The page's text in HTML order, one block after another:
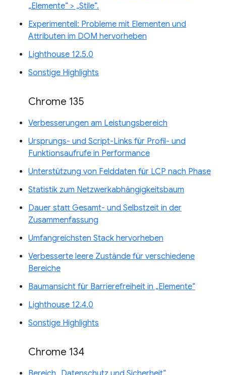
„Elemente“ > „Stile“.
Experimentell: Probleme mit Elementen und
Attributen im DOM hervorheben
Lighthouse 12.5.0
Sonstige Highlights
Chrome 135
Verbesserungen am Leistungsbereich
Ursprungs- und Script-Links für Profil- und
Funktionsaufrufe in Performance
Unterstützung von Felddaten für LCP nach Phase
Statistik zum Netzwerkabhängigkeitsbaum
Dauer statt Gesamt- und Selbstzeit in der
Zusammenfassung
Umfangreichsten Stack hervorheben
Verbesserte leere Zustände für verschiedene
Bereiche
Baumansicht für Barrierefreiheit in „Elemente“
Lighthouse 12.4.0
Sonstige Highlights
Chrome 134